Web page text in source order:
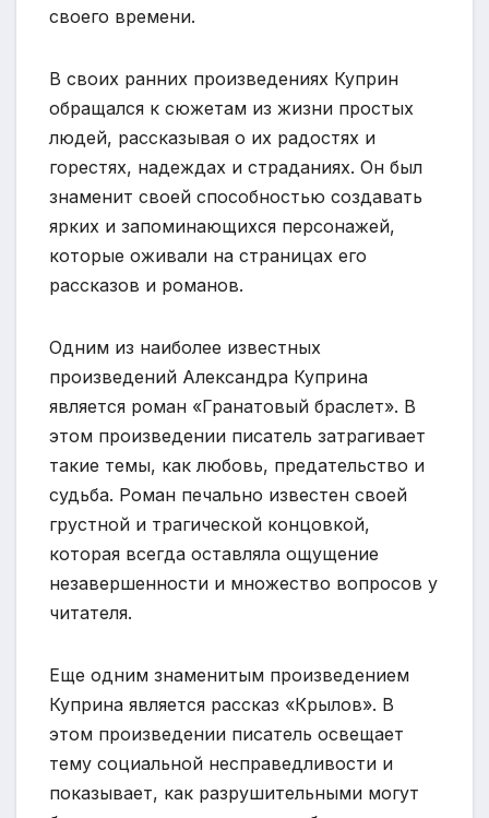
своего времени.
В своих ранних произведениях Куприн
обращался к сюжетам из жизни простых
людей, рассказывая о их радостях и
горестях, надеждах и страданиях. Он был
знаменит своей способностью создавать
ярких и запоминающихся персонажей,
которые оживали на страницах его
рассказов и романов.
Одним из наиболее известных
произведений Александра Куприна
является роман «Гранатовый браслет». В
этом произведении писатель затрагивает
такие темы, как любовь, предательство и
судьба. Роман печально известен своей
грустной и трагической концовкой,
которая всегда оставляла ощущение
незавершенности и множество вопросов у
читателя.
Еще одним знаменитым произведением
Куприна является рассказ «Крылов». В
этом произведении писатель освещает
тему социальной несправедливости и
показывает, как разрушительными могут